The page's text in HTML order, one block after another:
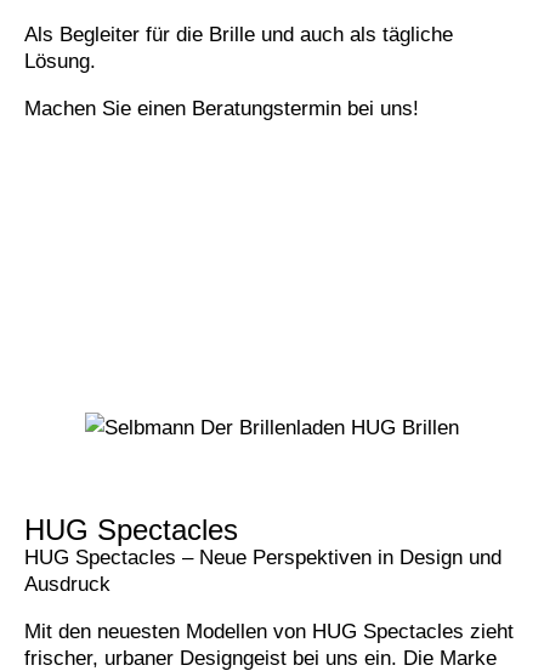
Als Begleiter für die Brille und auch als tägliche
Lösung.
Machen Sie einen Beratungstermin bei uns!
HUG Spectacles
HUG Spectacles – Neue Perspektiven in Design und
Ausdruck
Mit den neuesten Modellen von HUG Spectacles zieht
frischer, urbaner Designgeist bei uns ein. Die Marke